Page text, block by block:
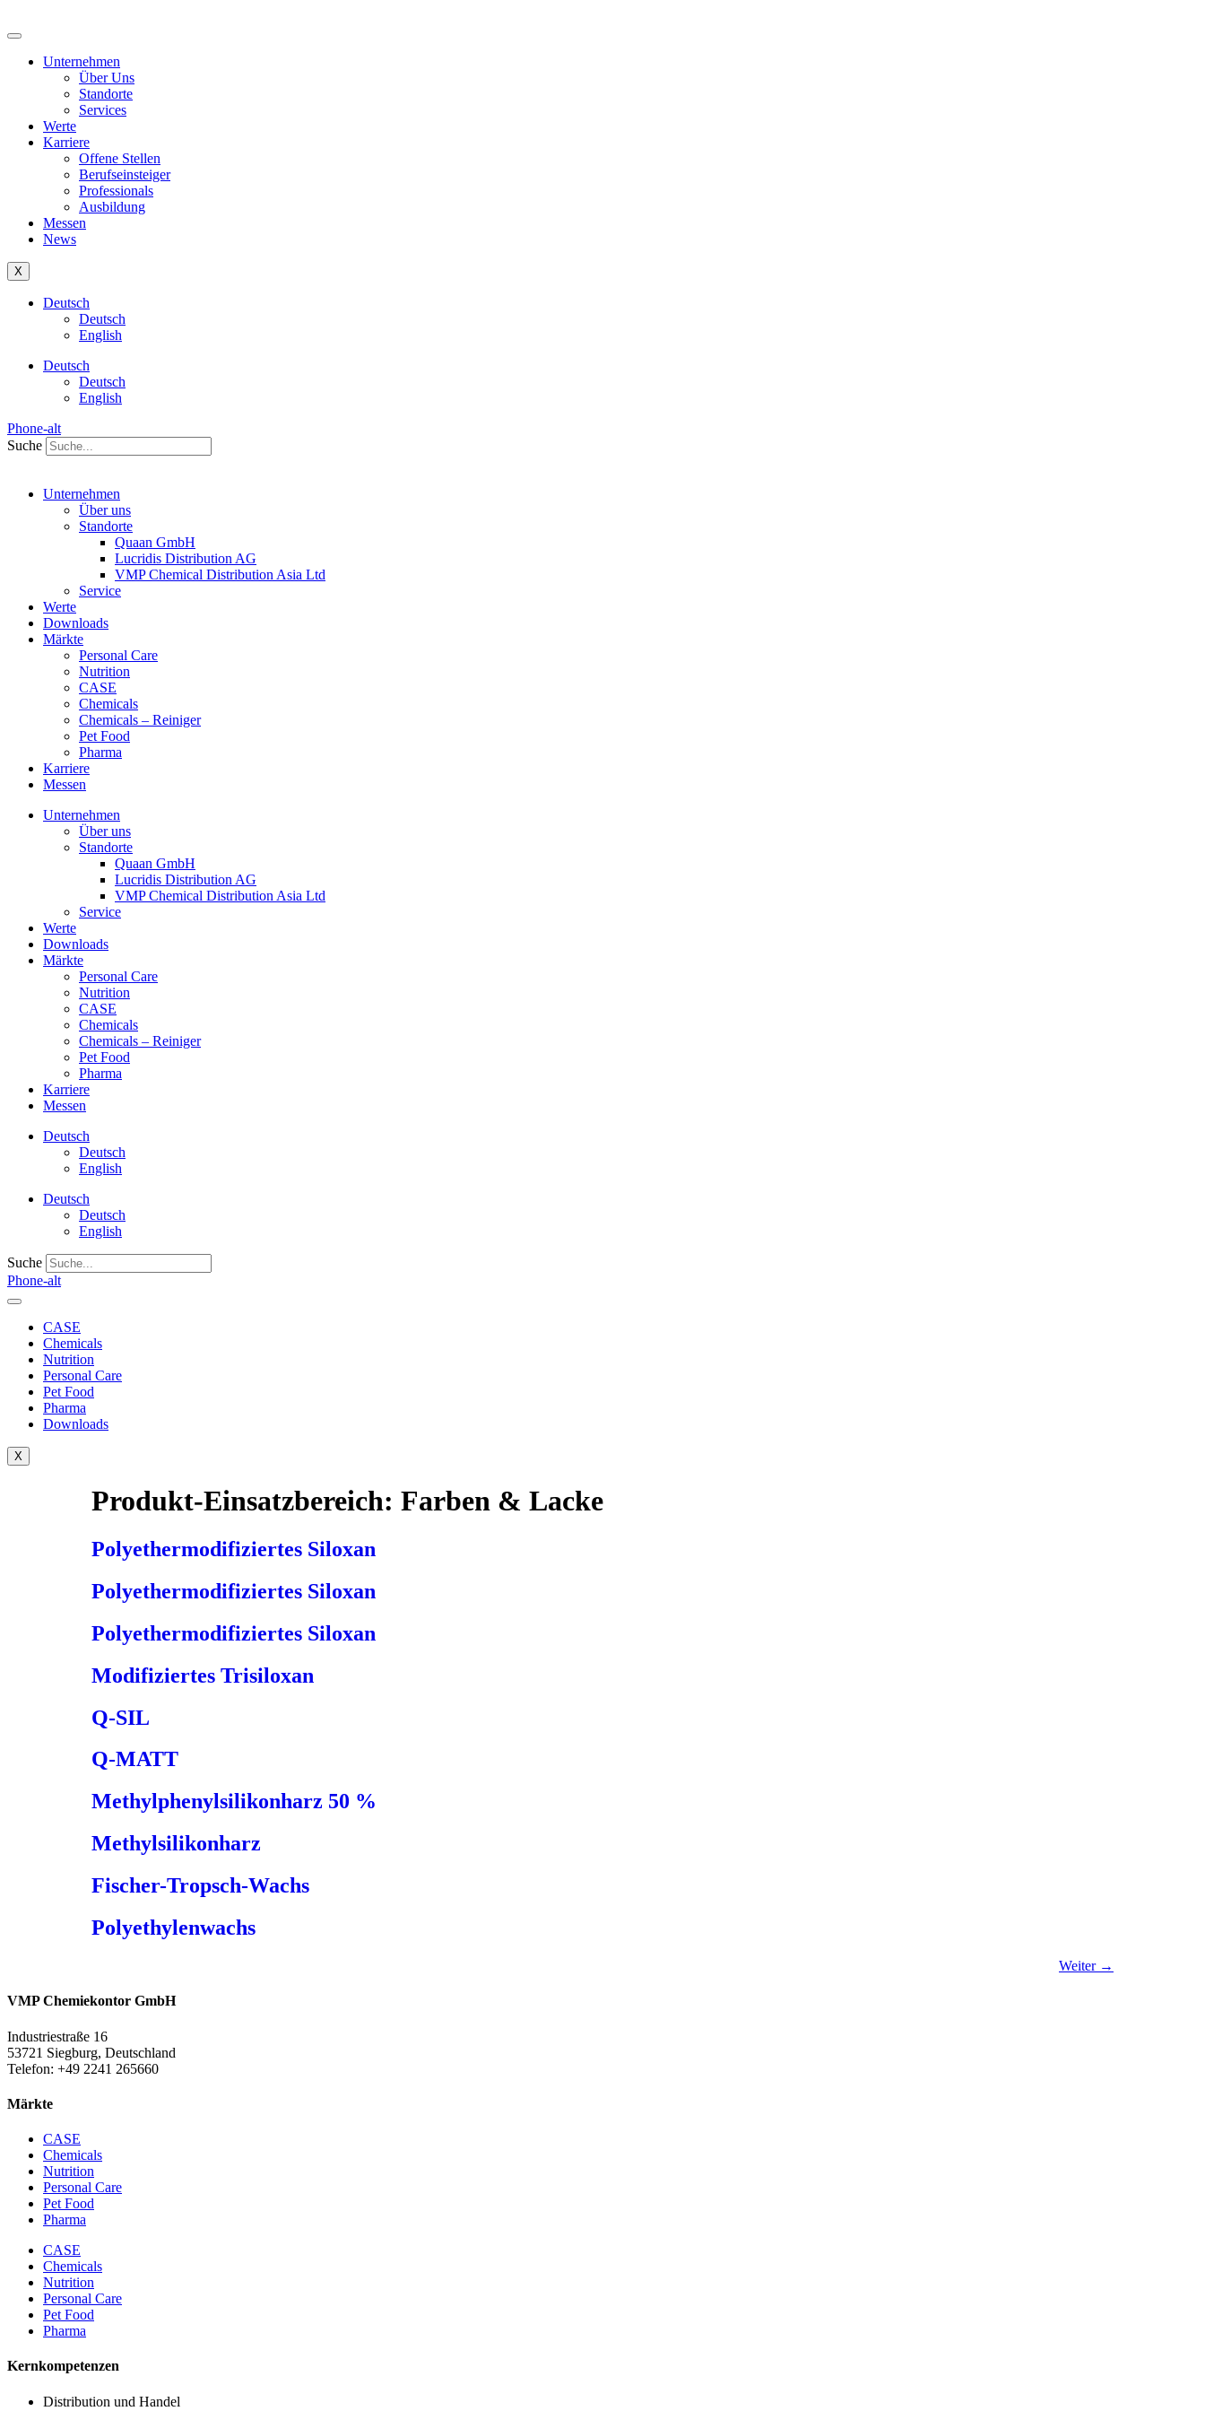
Unternehmen
Über Uns
Standorte
Services
Werte
Karriere
Offene Stellen
Berufseinsteiger
Professionals
Ausbildung
Messen
News
X
Deutsch
Deutsch
English
Deutsch
Deutsch
English
Phone-alt
Suche
Unternehmen
Über uns
Standorte
Quaan GmbH
Lucridis Distribution AG
VMP Chemical Distribution Asia Ltd
Service
Werte
Downloads
Märkte
Personal Care
Nutrition
CASE
Chemicals
Chemicals – Reiniger
Pet Food
Pharma
Karriere
Messen
Unternehmen
Über uns
Standorte
Quaan GmbH
Lucridis Distribution AG
VMP Chemical Distribution Asia Ltd
Service
Werte
Downloads
Märkte
Personal Care
Nutrition
CASE
Chemicals
Chemicals – Reiniger
Pet Food
Pharma
Karriere
Messen
Deutsch
Deutsch
English
Deutsch
Deutsch
English
Suche
Phone-alt
CASE
Chemicals
Nutrition
Personal Care
Pet Food
Pharma
Downloads
X
Produkt-Einsatzbereich: Farben & Lacke
Polyethermodifiziertes Siloxan
Polyethermodifiziertes Siloxan
Polyethermodifiziertes Siloxan
Modifiziertes Trisiloxan
Q-SIL
Q-MATT
Methylphenylsilikonharz 50 %
Methylsilikonharz
Fischer-Tropsch-Wachs
Polyethylenwachs
Weiter →
VMP Chemiekontor GmbH
Industriestraße 16
53721 Siegburg, Deutschland
Telefon: +49 2241 265660
Märkte
CASE
Chemicals
Nutrition
Personal Care
Pet Food
Pharma
CASE
Chemicals
Nutrition
Personal Care
Pet Food
Pharma
Kernkompetenzen
Distribution und Handel